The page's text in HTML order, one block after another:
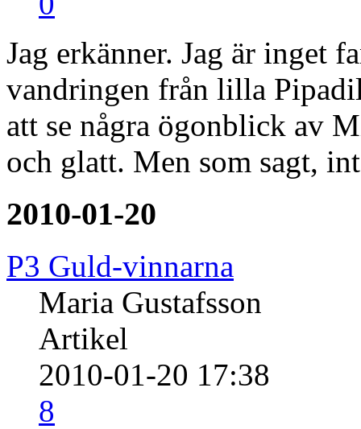
Jag erkänner. Jag är inget
vandringen från lilla
att se några ögonblick av
och glatt. Men som sagt,
2010-01-20
P3 Guld-vinnarna
Maria Gustafsson
Artikel
2010-01-20 17:38
8